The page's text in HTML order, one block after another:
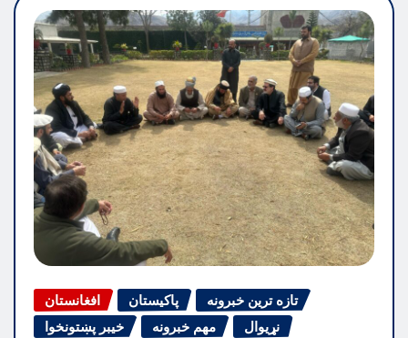
افغانستان پاکیستان
تازه ترین خبرونه
خیبر پښتونخوا
مهم خبرونه نړیوال